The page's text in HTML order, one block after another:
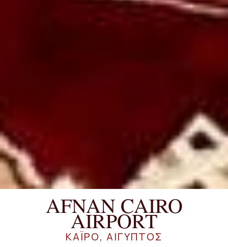
AFNAN CAIRO
AIRPORT
ΚΆΙΡΟ, ΑΊΓΥΠΤΟΣ